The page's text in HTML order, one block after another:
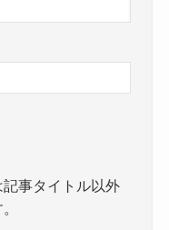
事タイトル以外